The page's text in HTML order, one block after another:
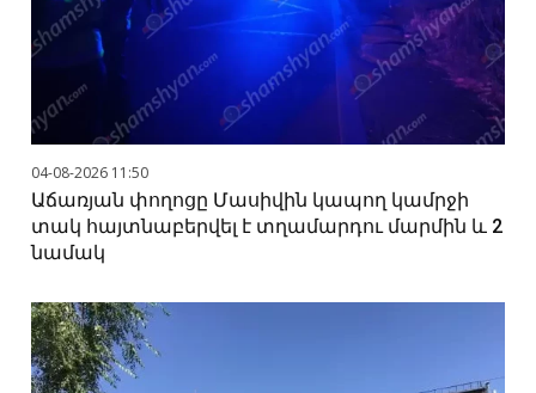
04-08-2026 11:50
Աճառյան փողոցը Մասիվին կապող կամրջի
տակ հայտնաբերվել է տղամարդու մարմին և 2
նամակ